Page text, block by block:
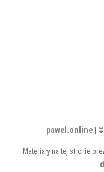
pawel.online |
Materiały na tej stronie